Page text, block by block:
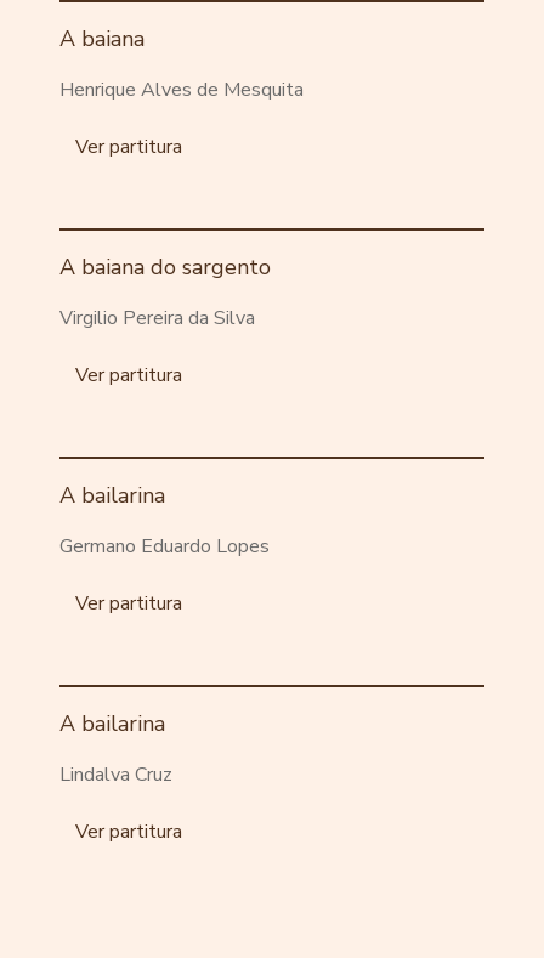
A baiana
Henrique Alves de Mesquita
Ver partitura
A baiana do sargento
Virgilio Pereira da Silva
Ver partitura
A bailarina
Germano Eduardo Lopes
Ver partitura
A bailarina
Lindalva Cruz
Ver partitura